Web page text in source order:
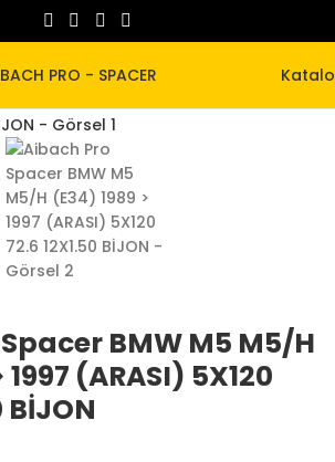
BMW M5 M5/H
1997 (ARASI) 5X120
BİJON